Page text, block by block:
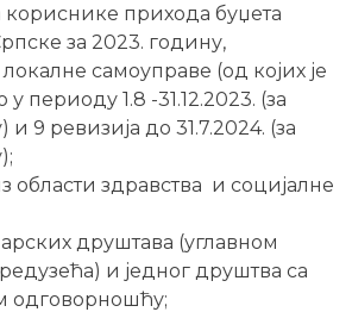
кориснике прихода буџета
за 2023. годину,
самоуправе (од којих је
периоду 1.8 -31.12.2023. (за
и 9 ревизија до 31.7.2024. (за
области здравства и социјалне
друштава (углавном
и једног друштва са
одговорношћу;